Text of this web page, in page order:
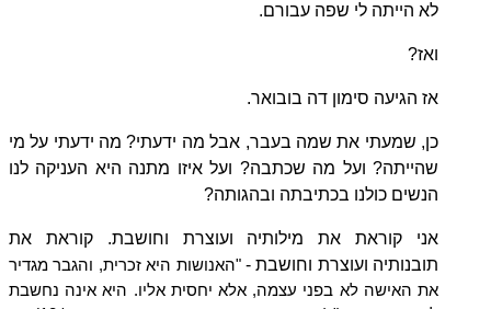
לא הייתה לי שפה עבורם.
ואז?
אז הגיעה סימון דה בובואר.
כן, שמעתי את שמה בעבר, אבל מה ידעתי? מה ידעתי על מי
שהייתה? ועל מה שכתבה? ועל איזו מתנה היא העניקה לנו
הנשים כולנו בכתיבתה ובהגותה?
אני קוראת את מילותיה ועוצרת וחושבת. קוראת את
תובנותיה ועוצרת וחושבת -"האנושות היא זכרית, והגבר מגדיר
את האישה לא בפני עצמה, אלא יחסית אליו. היא אינה נחשבת